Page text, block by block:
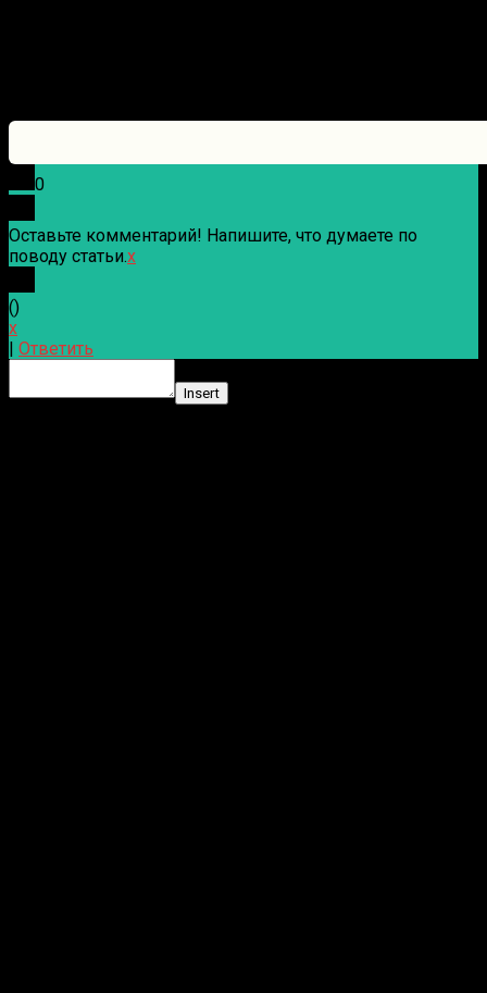
0
Оставьте комментарий! Напишите, что думаете по
поводу статьи.x
()
x
Ответить
Insert